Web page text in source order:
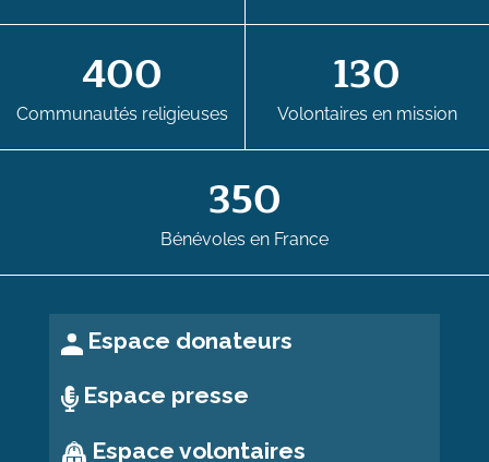
400
Communautés religieuses
130
Volontaires en mission
350
Bénévoles en France
Espace donateurs
Espace presse
Espace volontaires